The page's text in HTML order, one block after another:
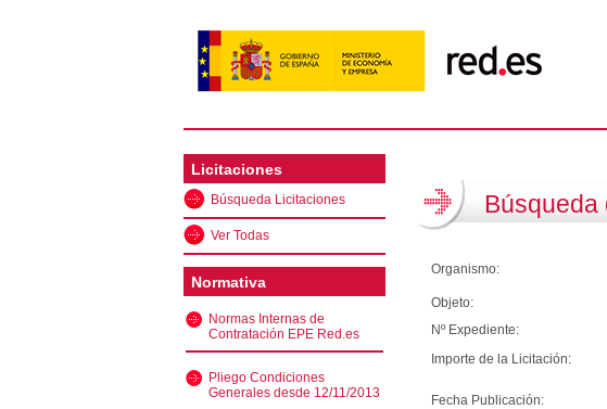
Licitaciones
Búsqueda Licitaciones
Ver Todas
Normativa
Normas Internas de
Contratación EPE Red.es
Pliego Condiciones
Generales desde 12/11/2013
Búsqueda
Organismo:
Objeto:
Nº Expediente:
Importe de la Licitación:
Fecha Publicación: